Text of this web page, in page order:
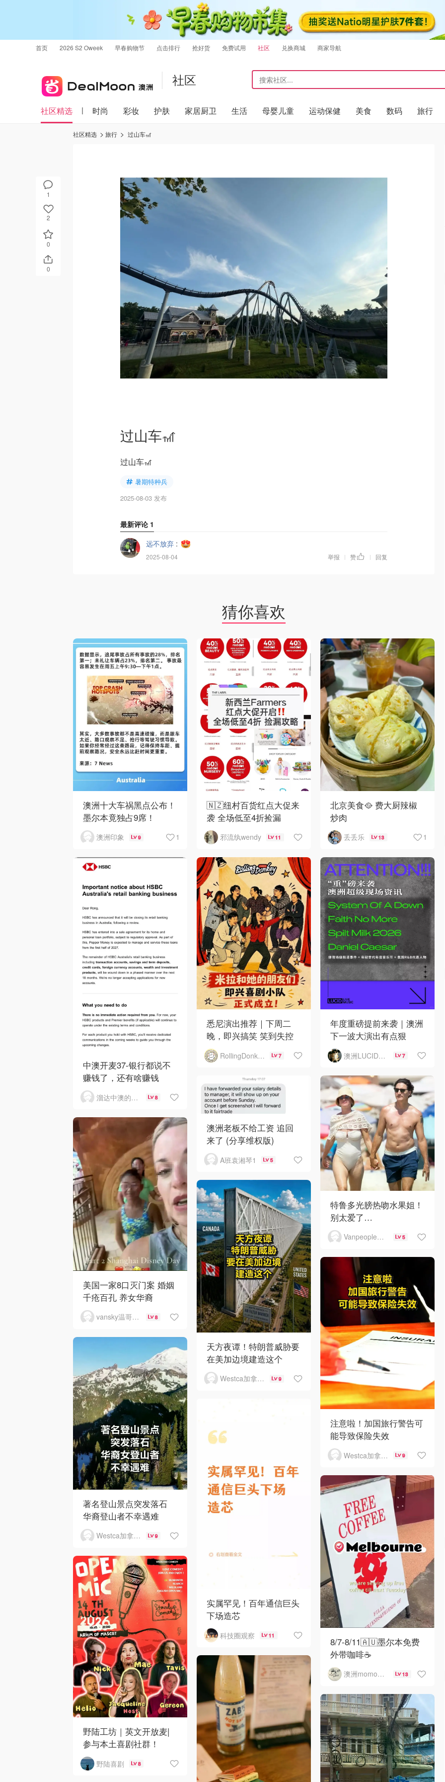
首页 2026 S2 Oweek 早春购物节 点击排行 抢好货 免费试用 社区 兑换商城 商家导航
社区
社区精选 时尚 彩妆 护肤 家居厨卫 生活 母婴儿童 运动保健 美食 数码 旅行
1
2
0
0
社区精选 旅行 过山车🎢
过山车🎢
过山车🎢
暑期特种兵
2025-08-03 发布
最新评论 1
远不放弃 :
2025-08-04 举报 | 赞 | 回复
猜你喜欢
澳洲十大车祸黑点公布！
墨尔本竟独占9席！
澳洲印象 9 1
🇳🇿纽村百货红点大促来
袭 全场低至4折捡漏
邪流纨wendy 11
北京美食🥘 费大厨辣椒
炒肉
丢丢乐 13 1
中澳开麦37-银行都说不
赚钱了，还有啥赚钱
溜达中澳的王公子 8
悉尼演出推荐｜下周二
晚，即兴搞笑 笑到失控
RollingDonkey 7
年度重磅提前来袭｜澳洲
下一波大演出有点狠
澳洲LUCID音乐演出 7
澳洲老板不给工资 追回
来了 (分享维权版)
A班袁湘琴1 5
特鲁多光膀热吻水果姐！
别太爱了…
Vanpeople人在温哥华 5
美国一家8口灭门案 婚姻
千疮百孔 养女华裔
vansky温哥华天空 8
天方夜谭！特朗普威胁要
在美加边境建造这个
Westca加拿大生活 9
注意啦！加国旅行警告可
能导致保险失效
Westca加拿大生活 9
著名登山景点突发落石
华裔登山者不幸遇难
Westca加拿大生活 9
实属罕见！百年通信巨头
下场造芯
科技圈观察 11
8/7-8/11🇦🇺墨尔本免费
外带咖啡☕
澳洲momo爱吃 13
野陆工坊｜英文开放麦|
参与本土喜剧社群！
野陆喜剧 8